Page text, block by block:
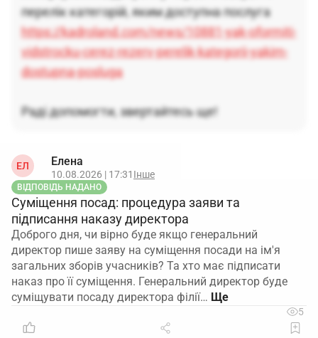
перелік категорій, яким доступна послуга
https://kadroland.com/news/10881-yak-oformiti-
vidstrocku-cerez-rezerv-perelik-kategorii-yakim-
dostupna-posluga
Раді допомогти, звертайтесь ще!
ЕЛ Елена
10.08.2026 | 17:31 Інше
ВІДПОВІДЬ НАДАНО
Суміщення посад: процедура заяви та
підписання наказу директора
Доброго дня, чи вірно буде якщо генеральний
директор пише заяву на суміщення посади на ім'я
загальних зборів учасників? Та хто має підписати
наказ про її суміщення. Генеральний директор буде
суміщувати посаду директора філії…
5